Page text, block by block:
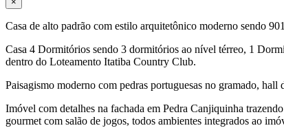
Casa de alto padrão com estilo arquitetônico moderno sendo
Casa 4 Dormitórios sendo 3 dormitórios ao nível térreo, 1
dentro do Loteamento Itatiba Country Club.
Paisagismo moderno com pedras portuguesas no gramado,
Imóvel com detalhes na fachada em Pedra Canjiquinha
gourmet com salão de jogos, todos ambientes integrados ao